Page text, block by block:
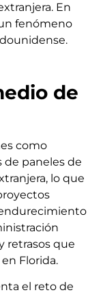
En
fenómeno
de
como
de paneles de
lo que
retrasos que
Florida.
el reto de